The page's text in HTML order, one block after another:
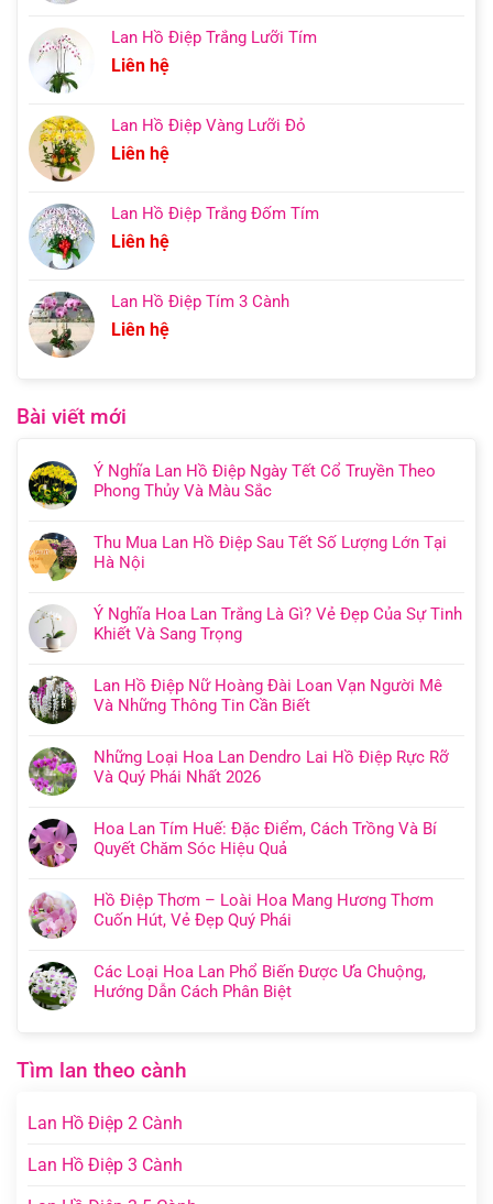
Lan Hồ Điệp Trắng Lưỡi Tím
Liên hệ
Lan Hồ Điệp Vàng Lưỡi Đỏ
Liên hệ
Lan Hồ Điệp Trắng Đốm Tím
Liên hệ
Lan Hồ Điệp Tím 3 Cành
Liên hệ
Bài viết mới
Ý Nghĩa Lan Hồ Điệp Ngày Tết Cổ Truyền Theo
Phong Thủy Và Màu Sắc
Thu Mua Lan Hồ Điệp Sau Tết Số Lượng Lớn Tại
Hà Nội
Ý Nghĩa Hoa Lan Trắng Là Gì? Vẻ Đẹp Của Sự Tinh
Khiết Và Sang Trọng
Lan Hồ Điệp Nữ Hoàng Đài Loan Vạn Người Mê
Và Những Thông Tin Cần Biết
Những Loại Hoa Lan Dendro Lai Hồ Điệp Rực Rỡ
Và Quý Phái Nhất 2026
Hoa Lan Tím Huế: Đặc Điểm, Cách Trồng Và Bí
Quyết Chăm Sóc Hiệu Quả
Hồ Điệp Thơm – Loài Hoa Mang Hương Thơm
Cuốn Hút, Vẻ Đẹp Quý Phái
Các Loại Hoa Lan Phổ Biến Được Ưa Chuộng,
Hướng Dẫn Cách Phân Biệt
Tìm lan theo cành
Lan Hồ Điệp 2 Cành
Lan Hồ Điệp 3 Cành